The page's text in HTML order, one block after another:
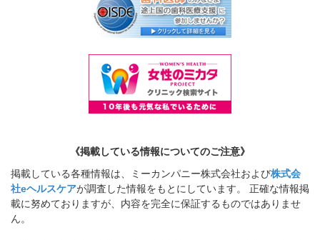
《掲載している情報についてのご注意》
掲載している各種情報は、ミーカンパニー株式会社および株式会
社eヘルスケアが調査した情報をもとにしています。 正確な情報掲
載に努めておりますが、内容を完全に保証するものではありませ
ん。